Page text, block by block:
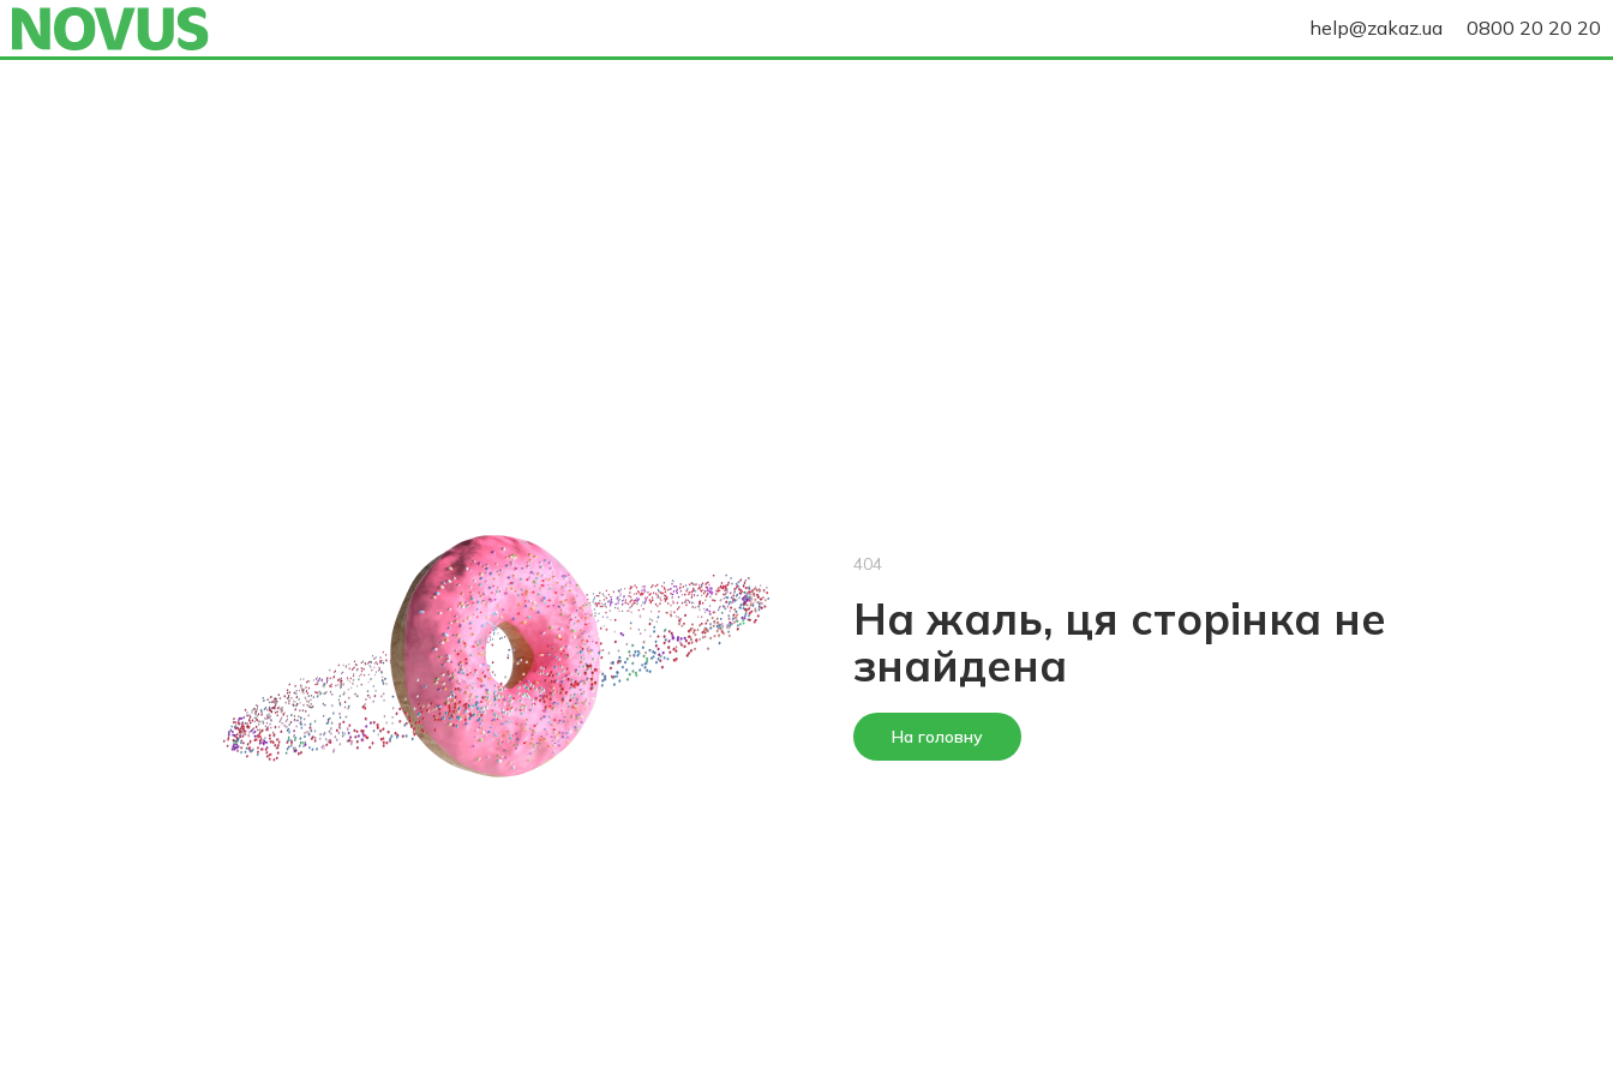
help@zakaz.ua 0800 20 20 20
404
На жаль, ця сторінка не
знайдена
На головну